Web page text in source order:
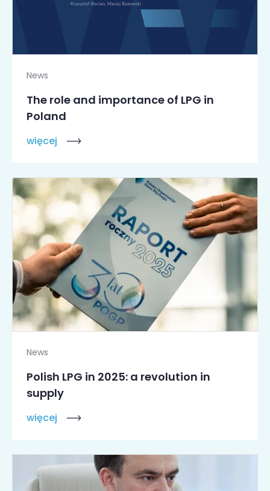
News
The role and importance of LPG in
Poland
więcej
News
Polish LPG in 2025: a revolution in
supply
więcej